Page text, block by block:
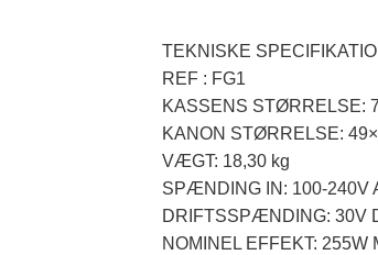
TEKNISKE
REF : FG1
KASSENS STØRRELSE:
KANON STØRRELSE:
VÆGT: 18,30 kg
SPÆNDING IN: 100-240V
DRIFTSSPÆNDING: 30V
NOMINEL EFFEKT: 255W